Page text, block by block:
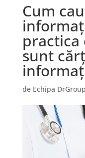
Cum
practica
sunt
de Echipa